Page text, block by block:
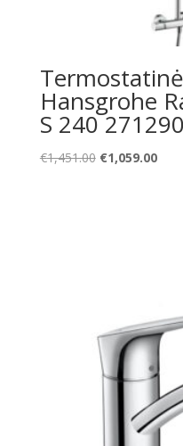
Hansgrohe
S 240
€1,451.00 Original
€1,059.00